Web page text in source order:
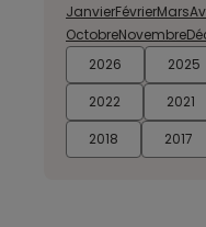
2026 2025
2022
2021
2018
2017
JanvierFévrierMars
OctobreNovembre